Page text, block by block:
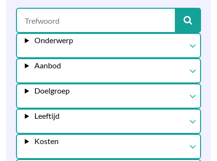
Onderwerp
Aanbod
Doelgroep
Leeftijd
Kosten